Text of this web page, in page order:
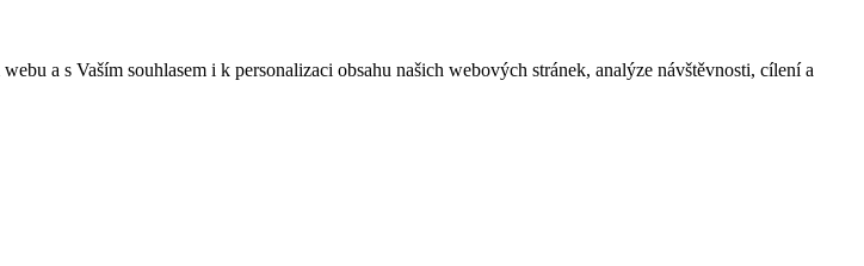
a s Vaším souhlasem i k personalizaci obsahu našich webových stránek, analýze návštěvnosti, cílení a